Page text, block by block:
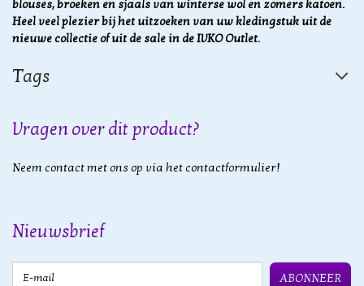
blouses, broeken en sjaals van winterse wol en zomers katoen.
Heel veel plezier bij het uitzoeken van uw kledingstuk uit de
nieuwe collectie of uit de sale in de IVKO Outlet.
Tags
Vragen over dit product?
Neem contact met ons op via het contactformulier!
Nieuwsbrief
ABONNEER